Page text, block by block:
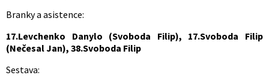
Branky a asistence:
17.Levchenko Danylo (Svoboda Filip), 17.Svoboda Filip
(Nečesal Jan), 38.Svoboda Filip
Sestava: